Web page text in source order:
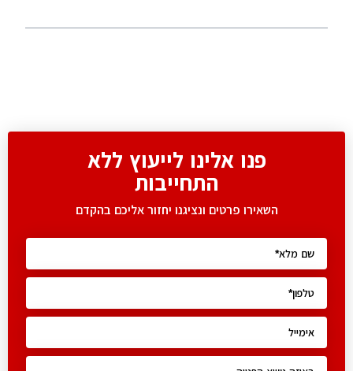
פנו אלינו לייעוץ ללא
התחייבות
השאירו פרטים ונציגנו יחזור אליכם בהקדם